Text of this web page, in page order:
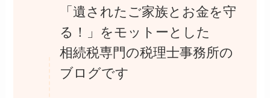
「遺されたご家族とお金を守
る！」をモットーとした
相続税専門の税理士事務所の
ブログです